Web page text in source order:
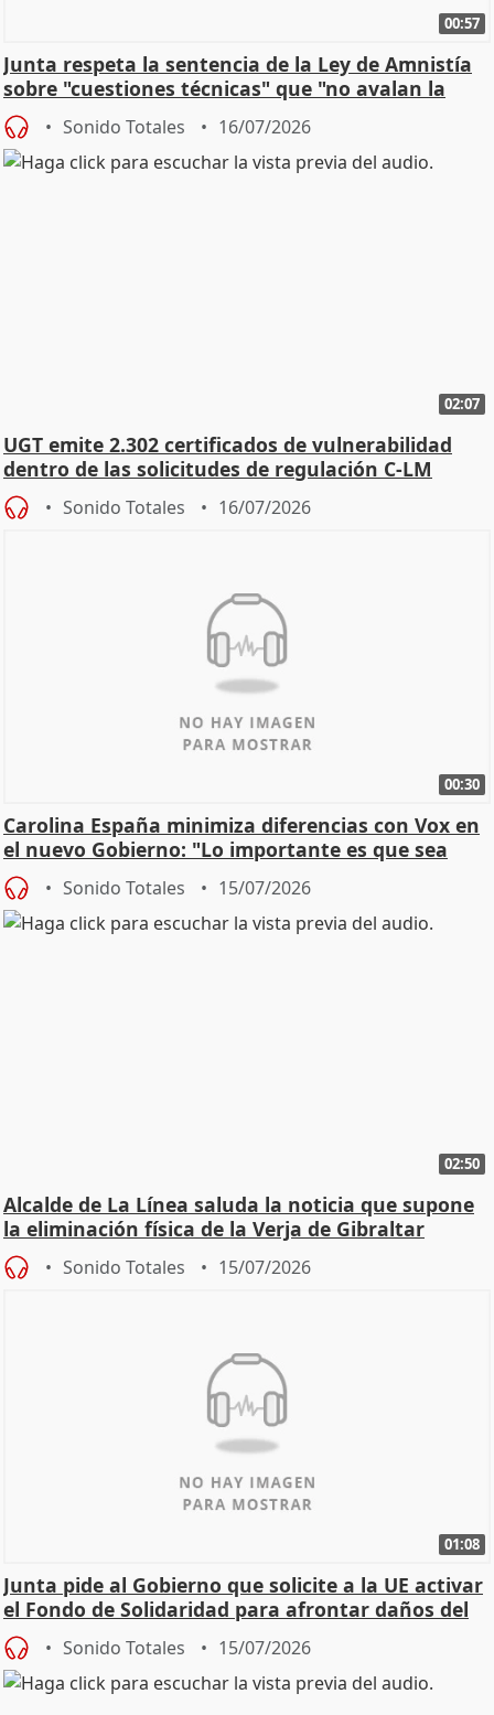
00:57
Junta respeta la sentencia de la Ley de Amnistía
sobre "cuestiones técnicas" que "no avalan la
const
Sonido Totales 16/07/2026
02:07
UGT emite 2.302 certificados de vulnerabilidad
dentro de las solicitudes de regulación C-LM
Sonido Totales 16/07/2026
00:30
Carolina España minimiza diferencias con Vox en
el nuevo Gobierno: "Lo importante es que sea
una leg
Sonido Totales 15/07/2026
02:50
Alcalde de La Línea saluda la noticia que supone
la eliminación física de la Verja de Gibraltar
Sonido Totales 15/07/2026
01:08
Junta pide al Gobierno que solicite a la UE activar
el Fondo de Solidaridad para afrontar daños del
Sonido Totales 15/07/2026